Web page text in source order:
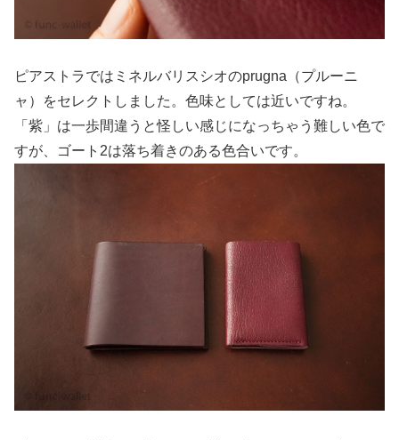
ピアストラではミネルバリスシオのprugna（プルーニ
ャ）をセレクトしました。色味としては近いですね。
「紫」は一歩間違うと怪しい感じになっちゃう難しい色で
すが、ゴート2は落ち着きのある色合いです。